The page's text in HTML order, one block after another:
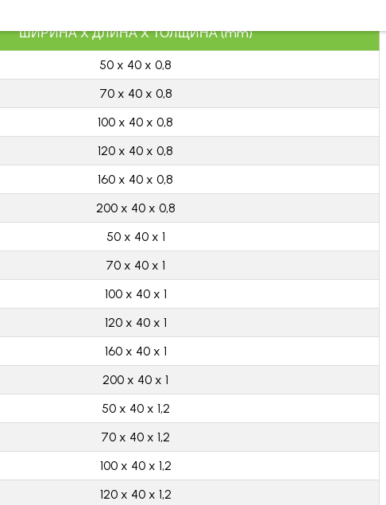
ШИРИНА X ДЛИНА X ТОЛЩИНА (mm)
50 x 40 x 0,8
70 x 40 x 0,8
100 x 40 x 0,8
120 x 40 x 0,8
160 x 40 x 0,8
200 x 40 x 0,8
50 x 40 x 1
70 x 40 x 1
100 x 40 x 1
120 x 40 x 1
160 x 40 x 1
200 x 40 x 1
50 x 40 x 1,2
70 x 40 x 1,2
100 x 40 x 1,2
120 x 40 x 1,2